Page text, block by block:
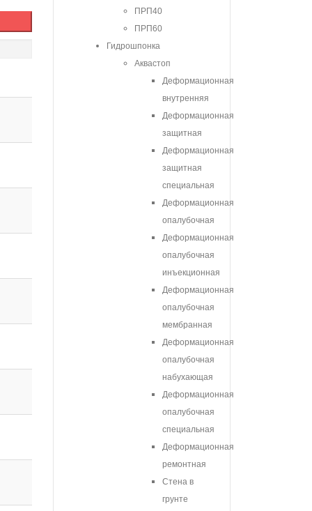
ПРП40
ПРП60
Гидрошпонка
Аквастоп
Деформационная
внутренняя
Деформационная
защитная
Деформационная
защитная
специальная
Деформационная
опалубочная
Деформационная
опалубочная
инъекционная
Деформационная
опалубочная
мембранная
Деформационная
опалубочная
набухающая
Деформационная
опалубочная
специальная
Деформационная
ремонтная
Стена в
грунте